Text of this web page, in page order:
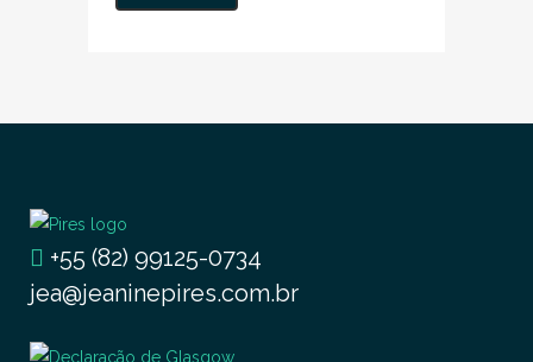
+55 (82) 99125-0734
jea@jeaninepires.com.br